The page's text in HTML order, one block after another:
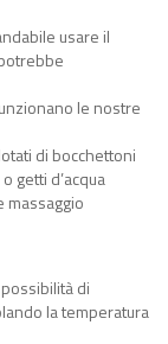
usare il
le nostre
di bocchettoni
getti d’acqua
massaggio
di
la temperatura